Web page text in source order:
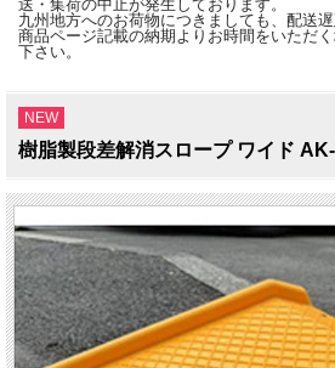
送・集荷の中止が発生しております。
九州地方へのお荷物につきましても、配送
商品ページ記載の納期よりお時間をいただ
下さい。
NEW
樹脂製段差解消スロープ ワイド